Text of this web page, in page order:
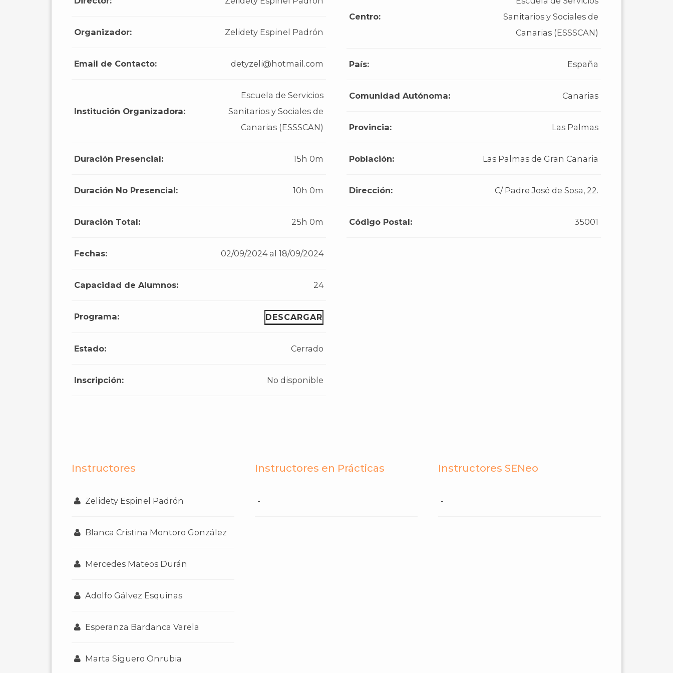
Organizador: Zelidety Espinel Padrón
Email de Contacto: detyzeli@hotmail.com
Institución Organizadora:
Escuela de Servicios
Sanitarios y Sociales de
Canarias (ESSSCAN)
Duración Presencial: 15h 0m
Duración No Presencial: 10h 0m
Duración Total: 25h 0m
Fechas: 02/09/2024 al 18/09/2024
Capacidad de Alumnos: 24
Programa: DESCARGAR
Estado: Cerrado
Inscripción: No disponible
Centro:
Sanitarios y Sociales de
Canarias (ESSSCAN)
País: España
Comunidad Autónoma: Canarias
Provincia: Las Palmas
Población: Las Palmas de Gran Canaria
Dirección: C/ Padre José de Sosa, 22.
Código Postal: 35001
Instructores
Zelidety Espinel Padrón
Blanca Cristina Montoro González
Mercedes Mateos Durán
Adolfo Gálvez Esquinas
Esperanza Bardanca Varela
Marta Siguero Onrubia
Instructores en Prácticas
-
Instructores SENeo
-